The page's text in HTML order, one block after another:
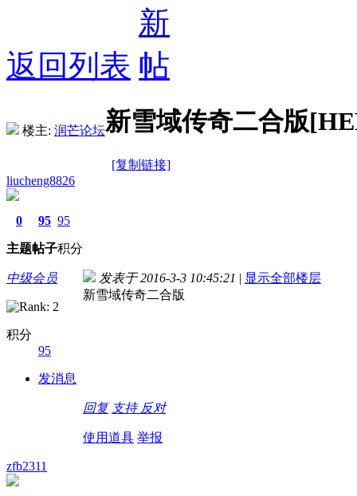
返回列表
楼主: 润芒论坛新雪域传奇二合版
[复制链接]
liucheng8826
0
主题
95
帖子
95
积分
中级会员
积分
95
发消息
发表于 2016-3-3 10:45:21 | 显示全部楼层
新雪域传奇二合版
回复 支持 反对
使用道具 举报
zfb2311